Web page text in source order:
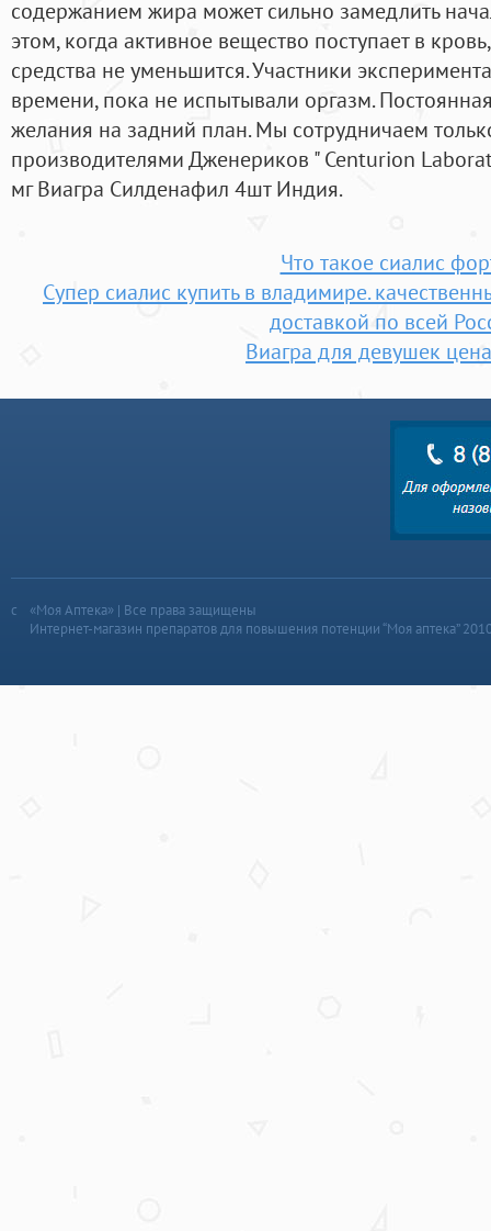
содержанием жира может сильно замедлить
этом, когда активное вещество поступает в
средства не уменьшится. Участники
времени, пока не испытывали оргазм.
желания на задний план. Мы сотрудничаем
производителями Дженериков " Centurion
мг Виагра Силденафил 4шт Индия.
Что такое сиалис
Супер сиалис купить в владимире.
доставкой по всей
Виагра для девушек
«Моя Аптека» | Все права защищены
Интернет-магазин препаратов для повышения потенции “Моя аптека”